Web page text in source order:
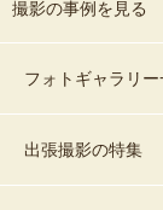
撮影の事例を見る
フォトギャラリ
出張撮影の特集